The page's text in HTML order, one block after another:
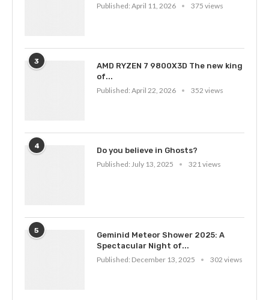
Published: April 11, 2026 375 views
3
AMD RYZEN 7 9800X3D The new king
of...
Published: April 22, 2026 352 views
4
Do you believe in Ghosts?
Published: July 13, 2025 321 views
5
Geminid Meteor Shower 2025: A
Spectacular Night of...
Published: December 13, 2025 302 views